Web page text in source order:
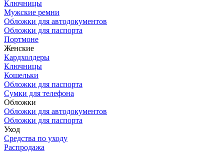
Ключницы
Мужские ремни
Обложки для автодокументов
Обложки для паспорта
Портмоне
Женские
Кардхолдеры
Ключницы
Кошельки
Обложки для паспорта
Сумки для телефона
Обложки
Обложки для автодокументов
Обложки для паспорта
Уход
Средства по уходу
Распродажа